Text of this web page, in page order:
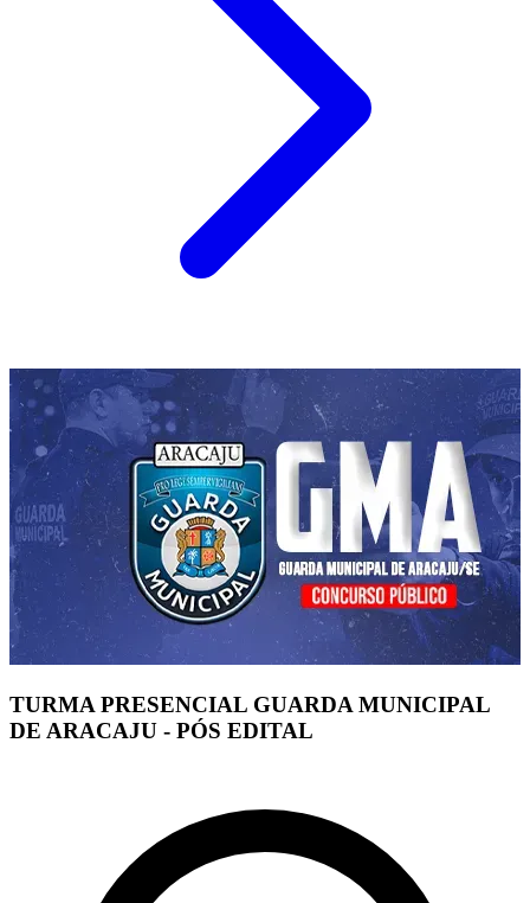
TURMA PRESENCIAL GUARDA MUNICIPAL
DE ARACAJU - PÓS EDITAL